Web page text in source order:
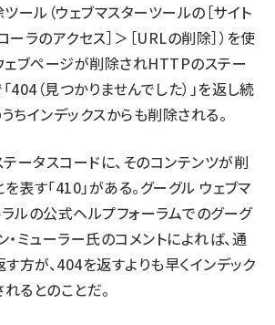
ール（ウェブマスターツールの［サイト
ーラのアクセス］＞［URLの削除］）を使
ェブページが削除されHTTPのステー
404（見つかりませんでした）」を返し続
ちインデックスからも削除される。
ータスコードに、そのコンテンツが削
表す「410」がある。グーグル ウェブマ
ルの公式ヘルプフォーラムでのグーグ
・ミューラー氏のコメントによれば、通
方が、404を返すよりも早くインデック
るとのことだ。